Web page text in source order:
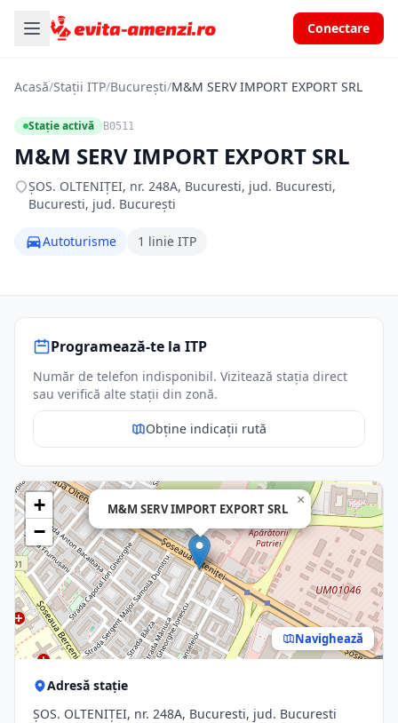
Conectare
Acasă/Stații ITP/București/M&M SERV IMPORT EXPORT SRL
Stație activă B0511
M&M SERV IMPORT EXPORT SRL
ŞOS. OLTENIŢEI, nr. 248A, Bucuresti, jud. Bucuresti,
Bucuresti, jud. București
Autoturisme 1 linie ITP
Programează-te la ITP
Număr de telefon indisponibil. Vizitează stația direct
sau verifică alte stații din zonă.
Obține indicații rută
M&M SERV IMPORT EXPORT SRL
×
+
−
Navighează
Adresă stație
ŞOS. OLTENIŢEI, nr. 248A, Bucuresti, jud. Bucuresti